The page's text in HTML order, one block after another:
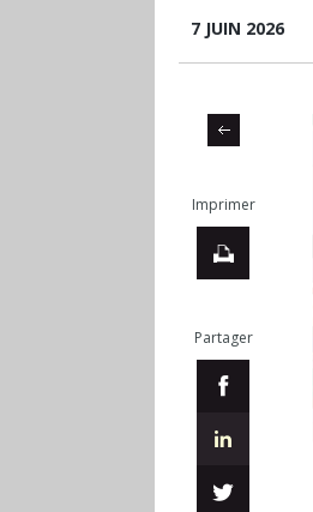
7 JUIN 2026
Imprimer
Partager